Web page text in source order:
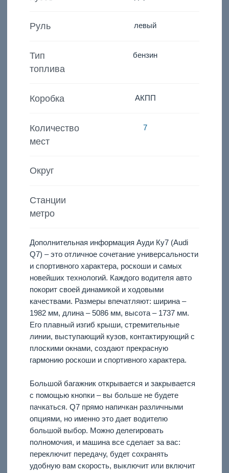
Руль левый
Тип
топлива
бензин
Коробка АКПП
Количество
мест
7
Округ
Станции
метро
Дополнительная информация Ауди Ку7 (Audi
Q7) – это отличное сочетание универсальности
и спортивного характера, роскоши и самых
новейших технологий. Каждого водителя авто
покорит своей динамикой и ходовыми
качествами. Размеры впечатляют: ширина –
1982 мм, длина – 5086 мм, высота – 1737 мм.
Его плавный изгиб крыши, стремительные
линии, выступающий кузов, контактирующий с
плоскими окнами, создают прекрасную
гармонию роскоши и спортивного характера.
Большой багажник открывается и закрывается
с помощью кнопки – вы больше не будете
пачкаться. Q7 прямо напичкан различными
опциями, но именно это дает водителю
большой выбор. Можно делегировать
полномочия, и машина все сделает за вас:
переключит передачу, будет сохранять
удобную вам скорость, выключит или включит